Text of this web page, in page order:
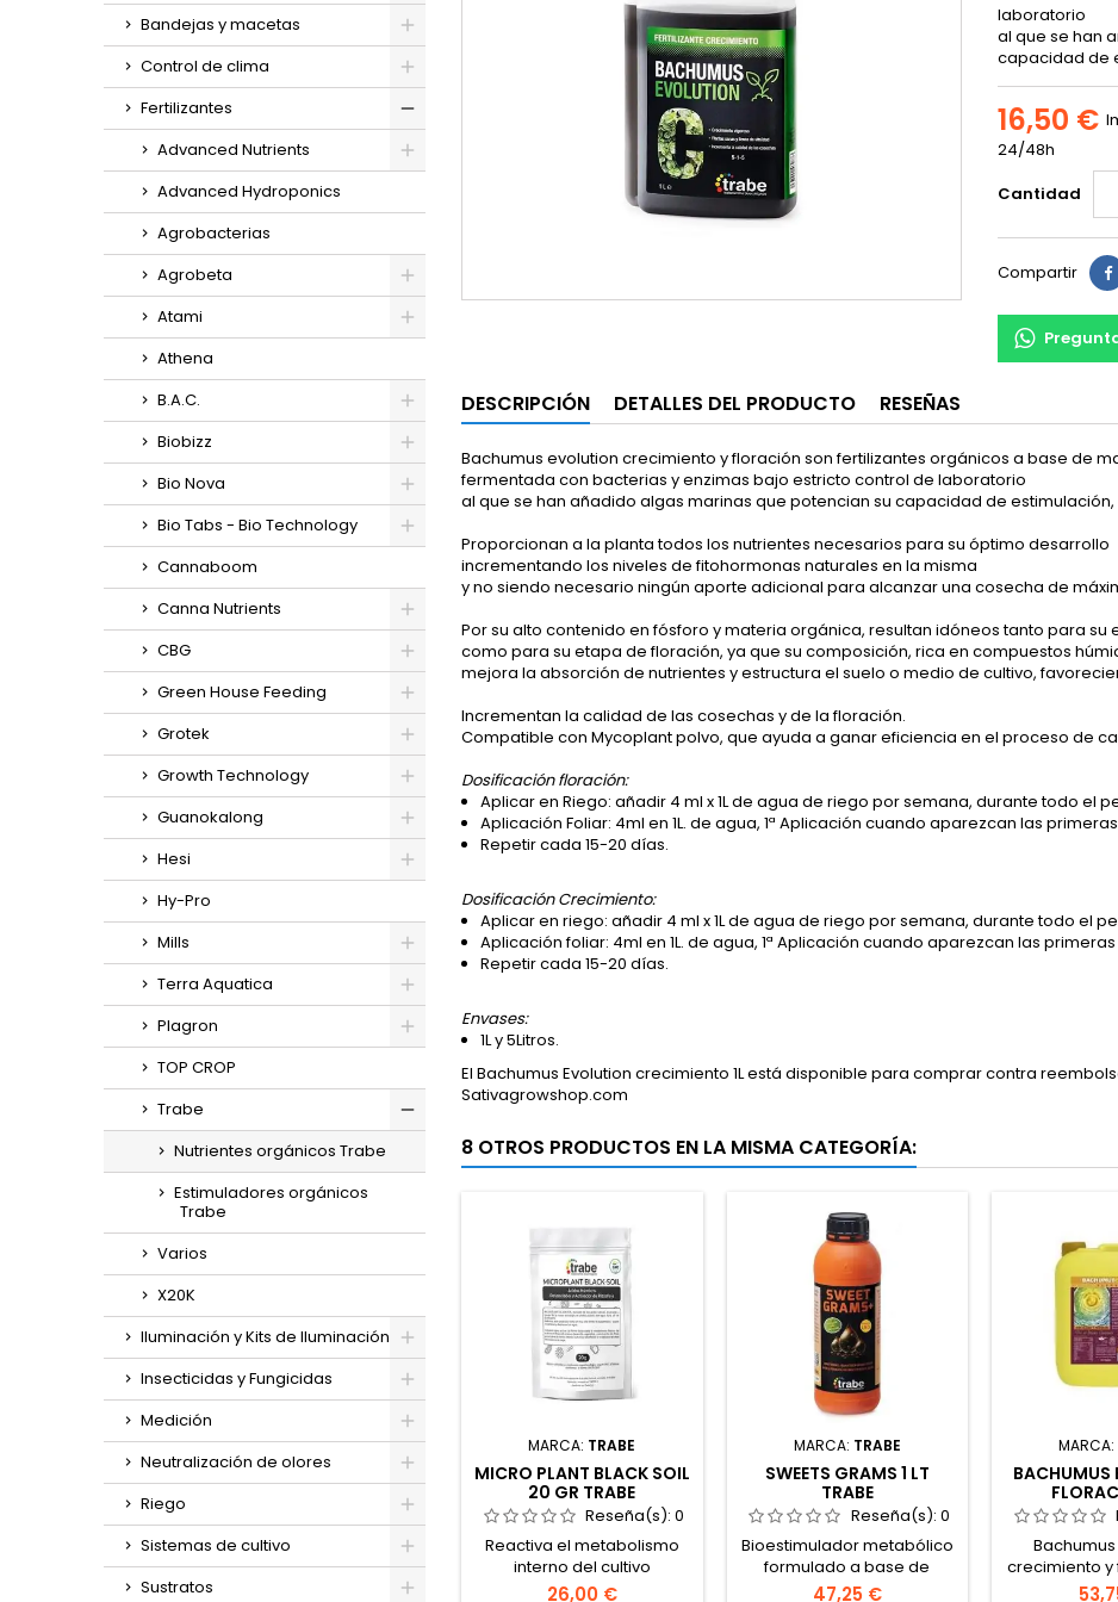
Bandejas y macetas
Control de clima
Fertilizantes
Advanced Nutrients
Advanced Hydroponics
Agrobacterias
Agrobeta
Atami
Athena
B.A.C.
Biobizz
Bio Nova
Bio Tabs - Bio Technology
Cannaboom
Canna Nutrients
CBG
Green House Feeding
Grotek
Growth Technology
Guanokalong
Hesi
Hy-Pro
Mills
Terra Aquatica
Plagron
TOP CROP
Trabe
Nutrientes orgánicos Trabe
Estimuladores orgánicos
Trabe
Varios
X20K
Iluminación y Kits de Iluminación
Insecticidas y Fungicidas
Medición
Neutralización de olores
Riego
Sistemas de cultivo
Sustratos
laboratorio
al que se han
capacidad de
16,50 €
24/48h
Cantidad
Compartir
DESCRIPCIÓN DETALLES DEL PRODUCTO RESEÑAS
Bachumus evolution crecimiento y floración son fertilizantes orgánicos a base de
fermentada con bacterias y enzimas bajo estricto control de laboratorio
al que se han añadido algas marinas que potencian su capacidad de
Proporcionan a la planta todos los nutrientes necesarios para su óptimo desarrollo
incrementando los niveles de fitohormonas naturales en la misma
y no siendo necesario ningún aporte adicional para alcanzar una cosecha de
Por su alto contenido en fósforo y materia orgánica, resultan idóneos tanto para
como para su etapa de floración, ya que su composición, rica en compuestos
mejora la absorción de nutrientes y estructura el suelo o medio de cultivo,
Incrementan la calidad de las cosechas y de la floración.
Compatible con Mycoplant polvo, que ayuda a ganar eficiencia en el proceso de
Dosificación floración:
Aplicar en Riego: añadir 4 ml x 1L de agua de riego por semana, durante todo el
Aplicación Foliar: 4ml en 1L. de agua, 1ª Aplicación cuando aparezcan las
Repetir cada 15-20 días.
Dosificación Crecimiento:
Aplicar en riego: añadir 4 ml x 1L de agua de riego por semana, durante todo el
Aplicación foliar: 4ml en 1L. de agua, 1ª Aplicación cuando aparezcan las
Repetir cada 15-20 días.
Envases:
1L y 5Litros.
El Bachumus Evolution crecimiento 1L está disponible para comprar contra
Sativagrowshop.com
8 OTROS PRODUCTOS EN LA MISMA CATEGORÍA:
MARCA: TRABE
MICRO PLANT BLACK SOIL
20 GR TRABE
Reseña(s):0
Reactiva el metabolismo
interno del cultivo
26,00 €
MARCA: TRABE
SWEETS GRAMS 1 LT
TRABE
Reseña(s): 0
Bioestimulador metabólico
formulado a base de
carbohidratos, ácidos
47,25 €
MARCA:
BACHUMUS
crecimiento y
fertilizantes